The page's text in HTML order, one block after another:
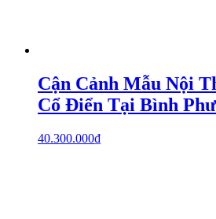
Cận Cảnh Mẫu Nội
Cổ Điển Tại Bình
40.300.000₫